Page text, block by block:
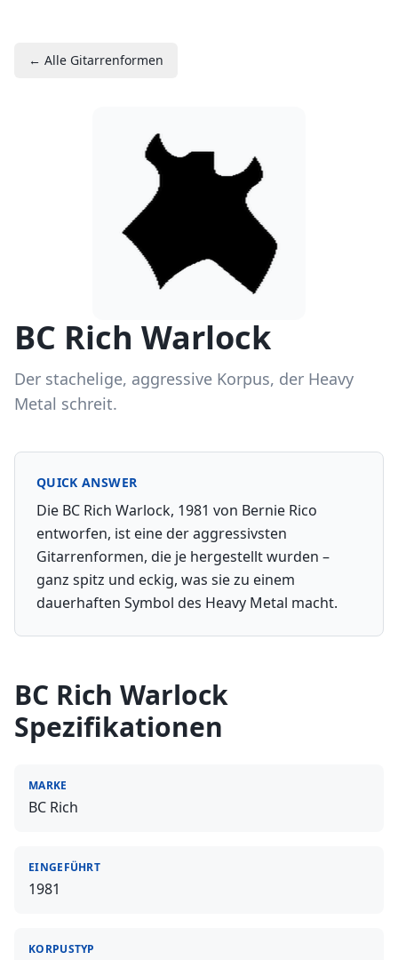
← Alle Gitarrenformen
BC Rich Warlock
Der stachelige, aggressive Korpus, der Heavy
Metal schreit.
QUICK ANSWER
Die BC Rich Warlock, 1981 von Bernie Rico
entworfen, ist eine der aggressivsten
Gitarrenformen, die je hergestellt wurden –
ganz spitz und eckig, was sie zu einem
dauerhaften Symbol des Heavy Metal macht.
BC Rich Warlock
Spezifikationen
MARKE
BC Rich
EINGEFÜHRT
1981
KORPUSTYP